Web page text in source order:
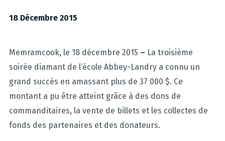
18 Décembre 2015
Memramcook, le 18 décembre 2015 – La troisième
soirée diamant de l’école Abbey-Landry a connu un
grand succès en amassant plus de 37 000 $. Ce
montant a pu être atteint grâce à des dons de
commanditaires, la vente de billets et les collectes de
fonds des partenaires et des donateurs.